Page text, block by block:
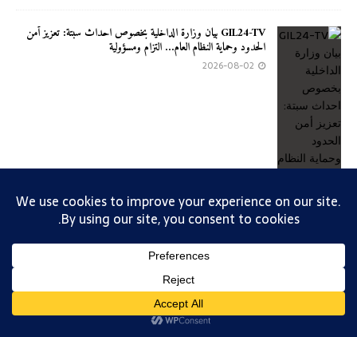
GIL24-TV بيان وزارة الداخلية بخصوص احداث سبتة: تعزيز أمن
الحدود وحماية النظام العام… التزام ومسؤولية
2026-08-02
تصميم 2019 - عبد العالي جابري - الهاتف 0661441451